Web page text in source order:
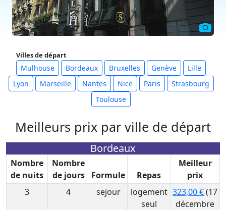
Villes de départ
Mulhouse Bordeaux Bruxelles Genève
Lille
Lyon
Marseille Nantes Nice Paris
Strasbourg
Toulouse
Meilleurs prix par ville de départ
Bordeaux
Nombre
de nuits
Nombre
de jours
Formule Repas
Meilleur
prix
3
4 sejour
logement
seul
323,00 €(17
décembre